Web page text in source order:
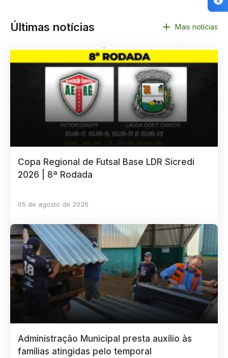
Últimas notícias Mais notícias
Copa Regional de Futsal Base LDR Sicredi
2026 | 8ª Rodada
05 de agosto de 2026
Administração Municipal presta auxílio às
famílias atingidas pelo temporal